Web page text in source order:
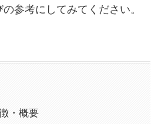
参考にしてみてください。
・概要